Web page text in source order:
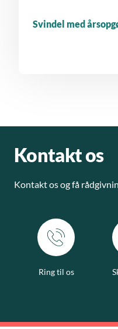
Svindel med
Kontakt os
Kontakt os og få
Ring til os